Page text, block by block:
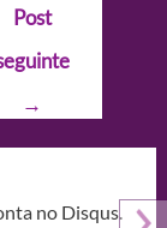
Post
→
no Disqus.